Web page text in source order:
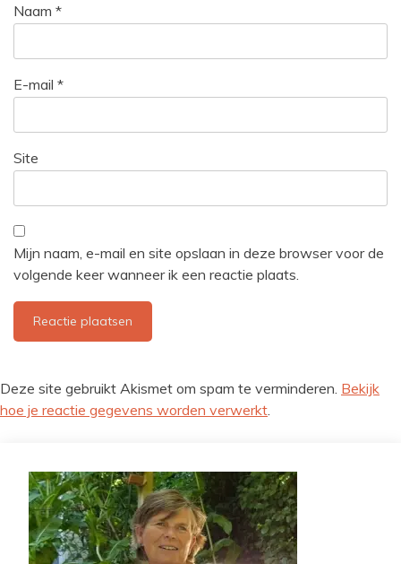
Naam *
E-mail *
Site
Mijn naam, e-mail en site opslaan in deze browser voor de
volgende keer wanneer ik een reactie plaats.
Deze site gebruikt Akismet om spam te verminderen. Bekijk
hoe je reactie gegevens worden verwerkt